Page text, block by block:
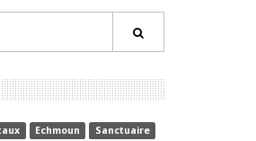
Echmoun
Sanctuaire